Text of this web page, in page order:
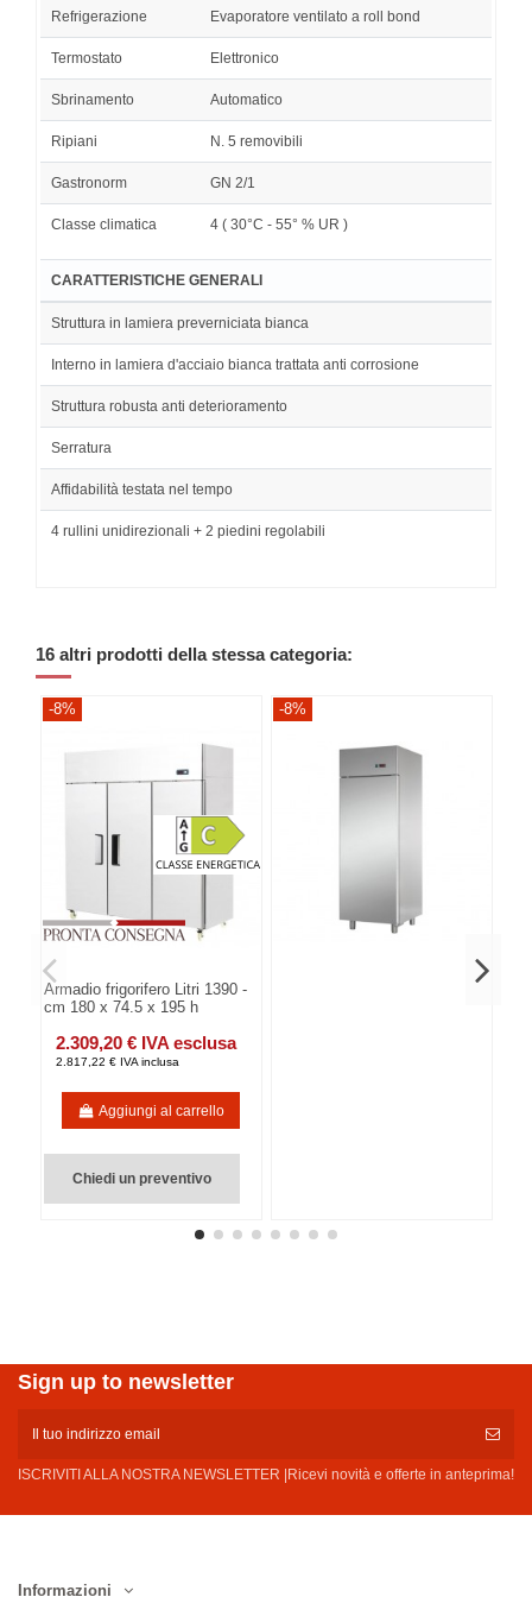
Refrigerazione Evaporatore ventilato a roll bond
Termostato Elettronico
Sbrinamento Automatico
Ripiani N. 5 removibili
Gastronorm GN 2/1
Classe climatica 4 ( 30°C - 55° % UR )
CARATTERISTICHE GENERALI
Struttura in lamiera preverniciata bianca
Interno in lamiera d'acciaio bianca trattata anti corrosione
Struttura robusta anti deterioramento
Serratura
Affidabilità testata nel tempo
4 rullini unidirezionali + 2 piedini regolabili
16 altri prodotti della stessa categoria:
-8%
Armadio frigorifero Litri 1390 -
cm 180 x 74.5 x 195 h
2.309,20 € IVA esclusa
2.817,22 € IVA inclusa
Aggiungi al carrello
Chiedi un preventivo
-8%
Sign up to newsletter
ISCRIVITI ALLA NOSTRA NEWSLETTER |Ricevi novità e offerte in anteprima!
Informazioni